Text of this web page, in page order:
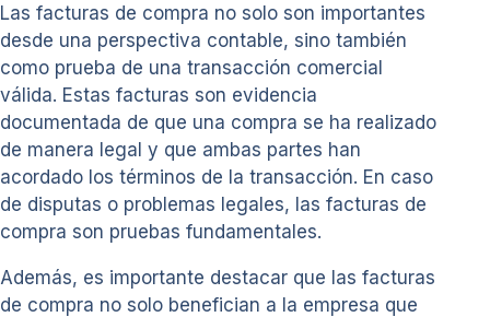
Las facturas de compra no solo son importantes
desde una perspectiva contable, sino también
como prueba de una transacción comercial
válida. Estas facturas son evidencia
documentada de que una compra se ha realizado
de manera legal y que ambas partes han
acordado los términos de la transacción. En caso
de disputas o problemas legales, las facturas de
compra son pruebas fundamentales.
Además, es importante destacar que las facturas
de compra no solo benefician a la empresa que